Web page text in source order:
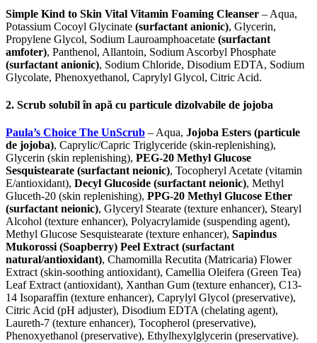
Simple Kind to Skin Vital Vitamin Foaming Cleanser – Aqua,
Potassium Cocoyl Glycinate (surfactant anionic), Glycerin,
Propylene Glycol, Sodium Lauroamphoacetate (surfactant
amfoter), Panthenol, Allantoin, Sodium Ascorbyl Phosphate
(surfactant anionic), Sodium Chloride, Disodium EDTA, Sodium
Glycolate, Phenoxyethanol, Caprylyl Glycol, Citric Acid.
2. Scrub solubil în apă cu particule dizolvabile de jojoba
Paula’s Choice The UnScrub – Aqua, Jojoba Esters (particule
de jojoba), Caprylic/Capric Triglyceride (skin-replenishing),
Glycerin (skin replenishing), PEG-20 Methyl Glucose
Sesquistearate (surfactant neionic), Tocopheryl Acetate (vitamin
E/antioxidant), Decyl Glucoside (surfactant neionic), Methyl
Gluceth-20 (skin replenishing), PPG-20 Methyl Glucose Ether
(surfactant neionic), Glyceryl Stearate (texture enhancer), Stearyl
Alcohol (texture enhancer), Polyacrylamide (suspending agent),
Methyl Glucose Sesquistearate (texture enhancer), Sapindus
Mukorossi (Soapberry) Peel Extract (surfactant
natural/antioxidant), Chamomilla Recutita (Matricaria) Flower
Extract (skin-soothing antioxidant), Camellia Oleifera (Green Tea)
Leaf Extract (antioxidant), Xanthan Gum (texture enhancer), C13-
14 Isoparaffin (texture enhancer), Caprylyl Glycol (preservative),
Citric Acid (pH adjuster), Disodium EDTA (chelating agent),
Laureth-7 (texture enhancer), Tocopherol (preservative),
Phenoxyethanol (preservative), Ethylhexylglycerin (preservative).